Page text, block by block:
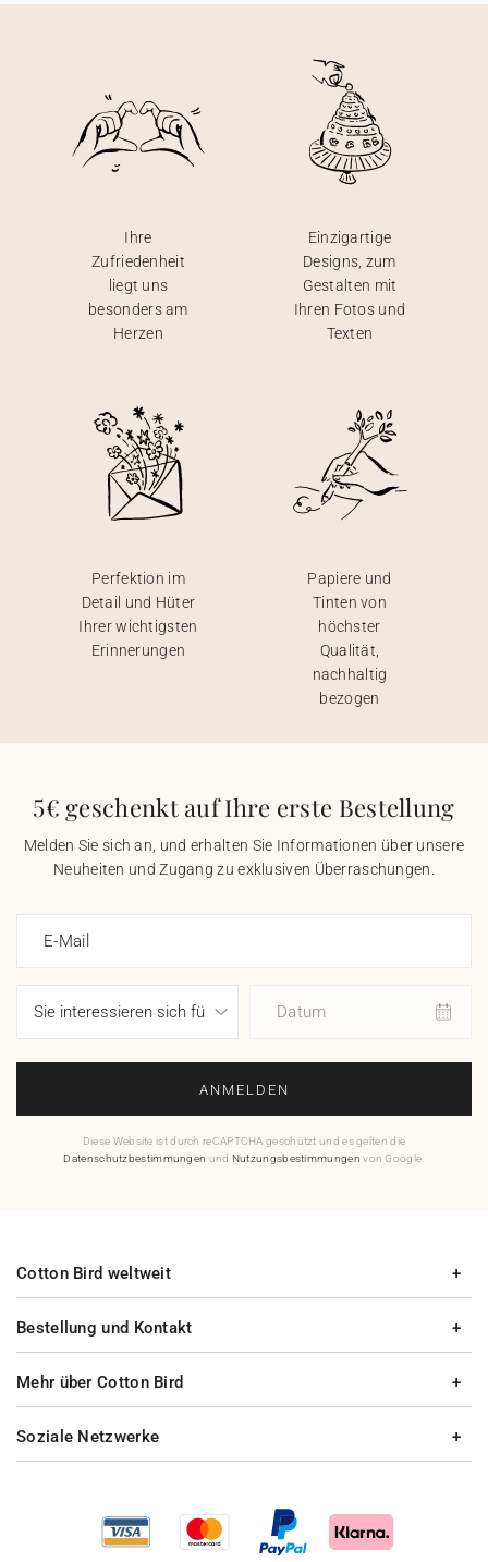
Ihre
Zufriedenheit
liegt uns
besonders am
Herzen
Einzigartige
Designs, zum
Gestalten mit
Ihren Fotos und
Texten
Perfektion im
Detail und Hüter
Ihrer wichtigsten
Erinnerungen
Papiere und
Tinten von
höchster
Qualität,
nachhaltig
bezogen
5€ geschenkt auf Ihre erste Bestellung
Melden Sie sich an, und erhalten Sie Informationen über unsere
Neuheiten und Zugang zu exklusiven Überraschungen.
E-Mail
Datum
ANMELDEN
Diese Website ist durch reCAPTCHA geschützt und es gelten die
Datenschutzbestimmungen und Nutzungsbestimmungen von Google.
Bestellung und Kontakt
Mehr über Cotton Bird
Cotton Bird weltweit
Soziale Netzwerke